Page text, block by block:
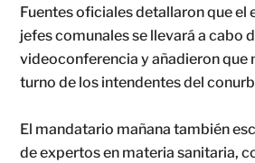
Fuentes oficiales detallaron que el
jefes comunales se llevará a cabo
videoconferencia y añadieron que
turno de los intendentes del
El mandatario mañana también
de expertos en materia sanitaria,